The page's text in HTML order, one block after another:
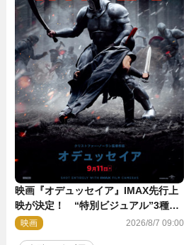
映画『オデュッセイア』IMAX先行上
映が決定！ “特別ビジュアル”3種も
解禁に
映画 2026/8/7 09:00